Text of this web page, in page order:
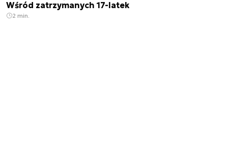
Wśród zatrzymanych 17-latek
2 min.